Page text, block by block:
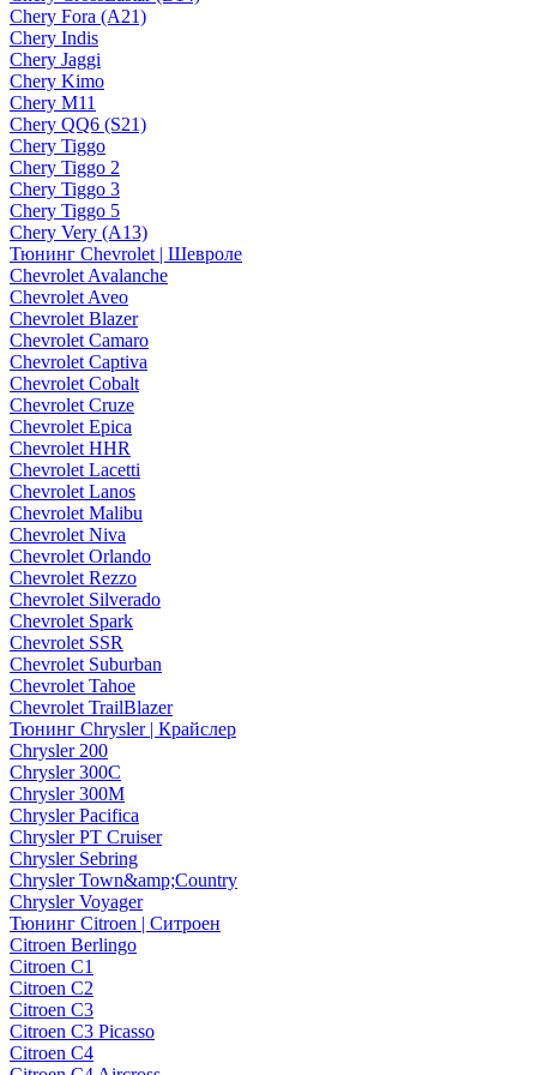
Chery Fora (A21)
Chery Indis
Chery Jaggi
Chery Kimo
Chery M11
Chery QQ6 (S21)
Chery Tiggo
Chery Tiggo 2
Chery Tiggo 3
Chery Tiggo 5
Chery Very (A13)
Тюнинг Chevrolet | Шевроле
Chevrolet Avalanche
Chevrolet Aveo
Chevrolet Blazer
Chevrolet Camaro
Chevrolet Captiva
Chevrolet Cobalt
Chevrolet Cruze
Chevrolet Epica
Chevrolet HHR
Chevrolet Lacetti
Chevrolet Lanos
Chevrolet Malibu
Chevrolet Niva
Chevrolet Orlando
Chevrolet Rezzo
Chevrolet Silverado
Chevrolet Spark
Chevrolet SSR
Chevrolet Suburban
Chevrolet Tahoe
Chevrolet TrailBlazer
Тюнинг Chrysler | Крайслер
Chrysler 200
Chrysler 300C
Chrysler 300M
Chrysler Pacifica
Chrysler PT Cruiser
Chrysler Sebring
Chrysler Town&amp;Country
Chrysler Voyager
Тюнинг Citroen | Ситроен
Citroen Berlingo
Citroen C1
Citroen C2
Citroen C3
Citroen C3 Picasso
Citroen C4